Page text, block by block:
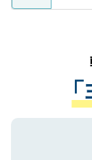
ている
は、
管理
る、
で、
かが
経験
させ
ない
ので、